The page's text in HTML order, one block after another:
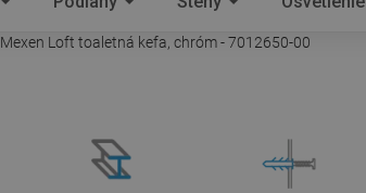
Mexen Loft toaletná kefa, chróm - 7012650-00